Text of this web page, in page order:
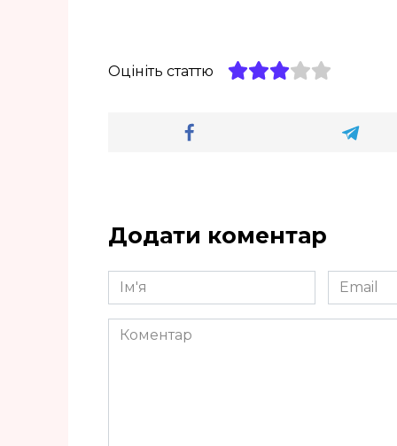
Оцініть статтю
Додати коментар
Ім'я
*
Email
*
Коментар